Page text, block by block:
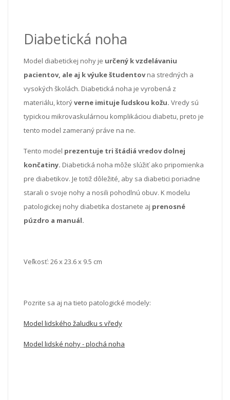
Diabetická noha
Model diabetickej nohy je určený k vzdelávaniu
pacientov, ale aj k výuke študentovna stredných a
vysokých školách. Diabetická noha je vyrobená z
materiálu, ktorýverne imituje ľudskou kožu. Vredy sú
typickou mikrovaskulárnou komplikáciou diabetu, preto je
tento model zameraný práve na ne.
Tento model prezentuje tri štádiá vredov dolnej
končatiny. Diabetická noha môže slúžiť ako pripomienka
pre diabetikov. Je totiž dôležité, aby sa diabetici poriadne
starali o svoje nohy a nosili pohodlnú obuv. K modelu
patologickej nohy diabetika dostanete aj prenosné
púzdro a manuál.
Veľkosť: 26 x 23.6 x 9.5 cm
Pozrite sa aj na tieto patologické modely:
Model lidského žaludku s vředy
Model lidské nohy - plochá noha